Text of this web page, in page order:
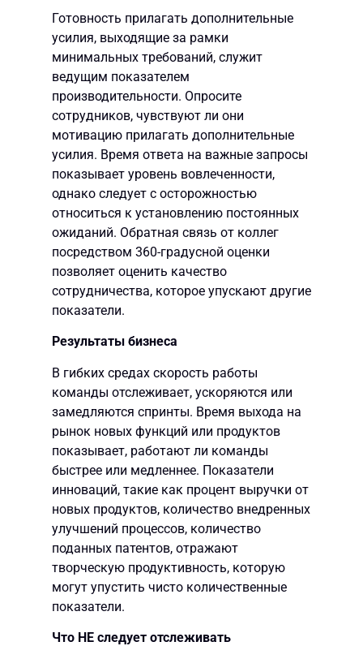
Готовность прилагать дополнительные
усилия, выходящие за рамки
минимальных требований, служит
ведущим показателем
производительности. Опросите
сотрудников, чувствуют ли они
мотивацию прилагать дополнительные
усилия. Время ответа на важные запросы
показывает уровень вовлеченности,
однако следует с осторожностью
относиться к установлению постоянных
ожиданий. Обратная связь от коллег
посредством 360-градусной оценки
позволяет оценить качество
сотрудничества, которое упускают другие
показатели.
Результаты бизнеса
В гибких средах скорость работы
команды отслеживает, ускоряются или
замедляются спринты. Время выхода на
рынок новых функций или продуктов
показывает, работают ли команды
быстрее или медленнее. Показатели
инноваций, такие как процент выручки от
новых продуктов, количество внедренных
улучшений процессов, количество
поданных патентов, отражают
творческую продуктивность, которую
могут упустить чисто количественные
показатели.
Что НЕ следует отслеживать